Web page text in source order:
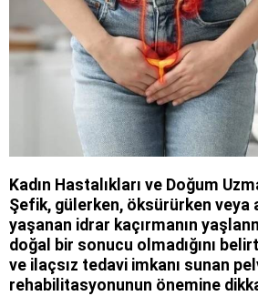
Kadın Hastalıkları ve Doğum
Şefik, gülerken, öksürürken veya
yaşanan idrar kaçırmanın
doğal bir sonucu olmadığını
ve ilaçsız tedavi imkanı sunan
rehabilitasyonunun önemine